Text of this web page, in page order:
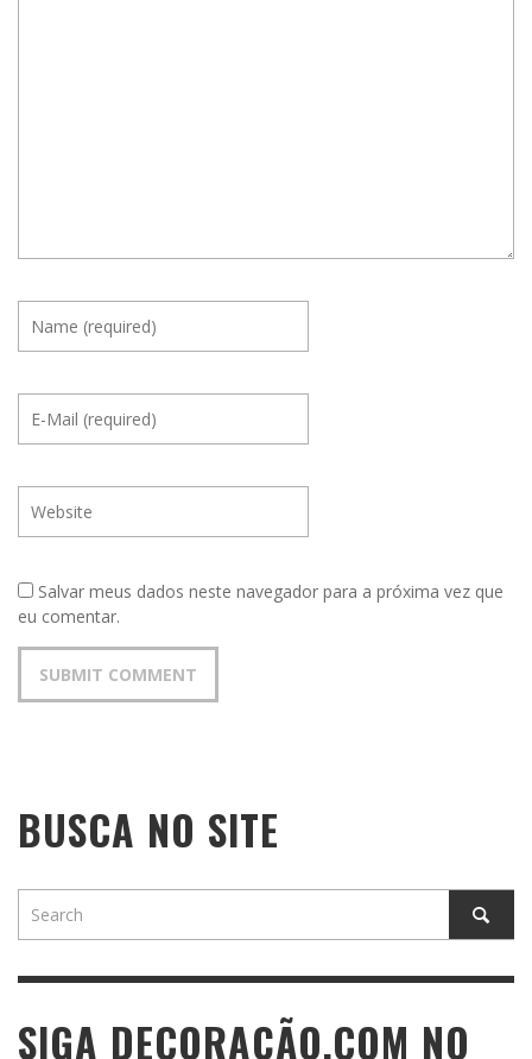
Salvar meus dados neste navegador para a próxima vez que
eu comentar.
BUSCA NO SITE
SIGA DECORAÇÃO.COM NO